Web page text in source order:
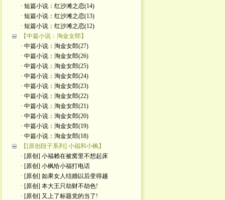
· 短篇小说：红沙滩之恋(14)
· 短篇小说：红沙滩之恋(13)
· 短篇小说：红沙滩之恋(12)
【中篇小说：淘金女郎】
· 中篇小说：淘金女郎(27)
· 中篇小说：淘金女郎(26)
· 中篇小说：淘金女郎(25)
· 中篇小说：淘金女郎(24)
· 中篇小说：淘金女郎(23)
· 中篇小说：淘金女郎(22)
· 中篇小说：淘金女郎(21)
· 中篇小说：淘金女郎(20)
· 中篇小说：淘金女郎(19)
· 中篇小说：淘金女郎(18)
【[原创段子系列] 小福和小枫】
· [原创] 小福赖在被窝里不想起床
· [原创] 小枫给小福打电话
· [原创] 如果女人结婚以后变得越
· [原创] 本大王只劫财不劫色!
· [原创] 又上了标题党的当了!